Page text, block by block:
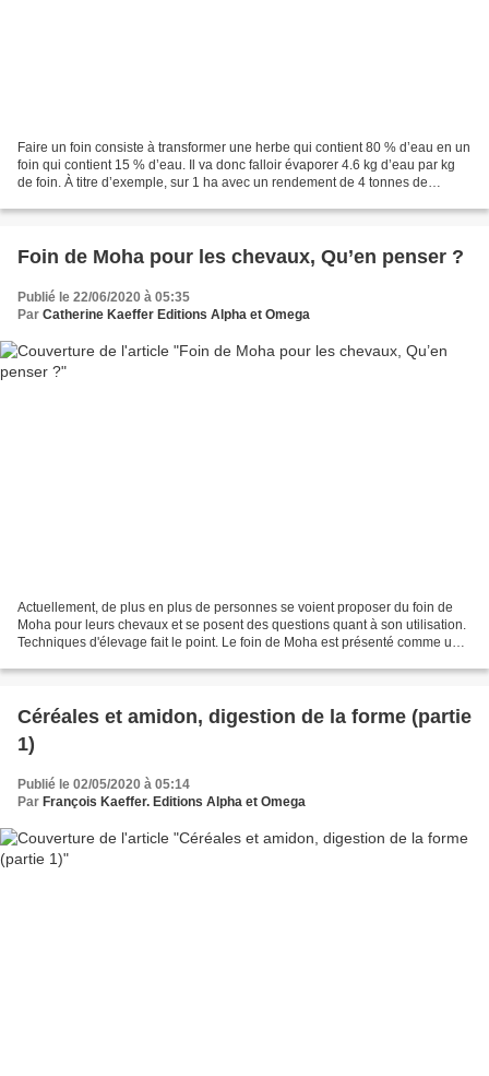
Faire un foin consiste à transformer une herbe qui contient 80 % d’eau en un
foin qui contient 15 % d’eau. Il va donc falloir évaporer 4.6 kg d’eau par kg
de foin. À titre d’exemple, sur 1 ha avec un rendement de 4 tonnes de
Foin de Moha pour les chevaux, Qu’en penser ?
Publié le 22/06/2020 à 05:35
Par Catherine Kaeffer Editions Alpha et Omega
Actuellement, de plus en plus de personnes se voient proposer du foin de
Moha pour leurs chevaux et se posent des questions quant à son utilisation.
Techniques d'élevage fait le point. Le foin de Moha est présenté comme une
Céréales et amidon, digestion de la forme (partie
1)
Publié le 02/05/2020 à 05:14
Par François Kaeffer. Editions Alpha et Omega